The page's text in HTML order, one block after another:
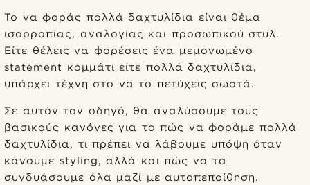
Το να φοράς πολλά δαχτυλίδια είναι θέμα
ισορροπίας, αναλογίας και προσωπικού στυλ.
Είτε θέλεις να φορέσεις ένα μεμονωμένο
statement κομμάτι είτε πολλά δαχτυλίδια,
υπάρχει τέχνη στο να το πετύχεις σωστά.
Σε αυτόν τον οδηγό, θα αναλύσουμε τους
βασικούς κανόνες για το πώς να φοράμε πολλά
δαχτυλίδια, τι πρέπει να λάβουμε υπόψη όταν
κάνουμε styling, αλλά και πώς να τα
συνδυάσουμε όλα μαζί με αυτοπεποίθηση.